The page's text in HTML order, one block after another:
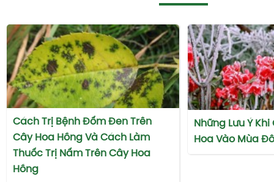
Cách Trị Bệnh Đốm Đen Trên
Cây Hoa Hồng Và Cách Làm
Thuốc Trị Nấm Trên Cây Hoa
Hồng
Những Lưu Ý
Hoa Vào Mùa